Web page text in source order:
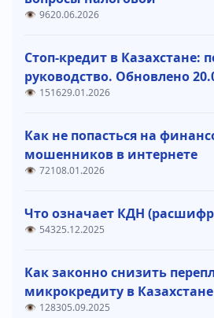
9620.06.2026
Стоп-кредит в Казахстане:
руководство. Обновлено
151629.01.2026
Как не попасться на
мошенников в интернете
72108.01.2026
Что означает КДН
54325.12.2025
Как законно снизить
микрокредиту в Казахстане
128305.09.2025